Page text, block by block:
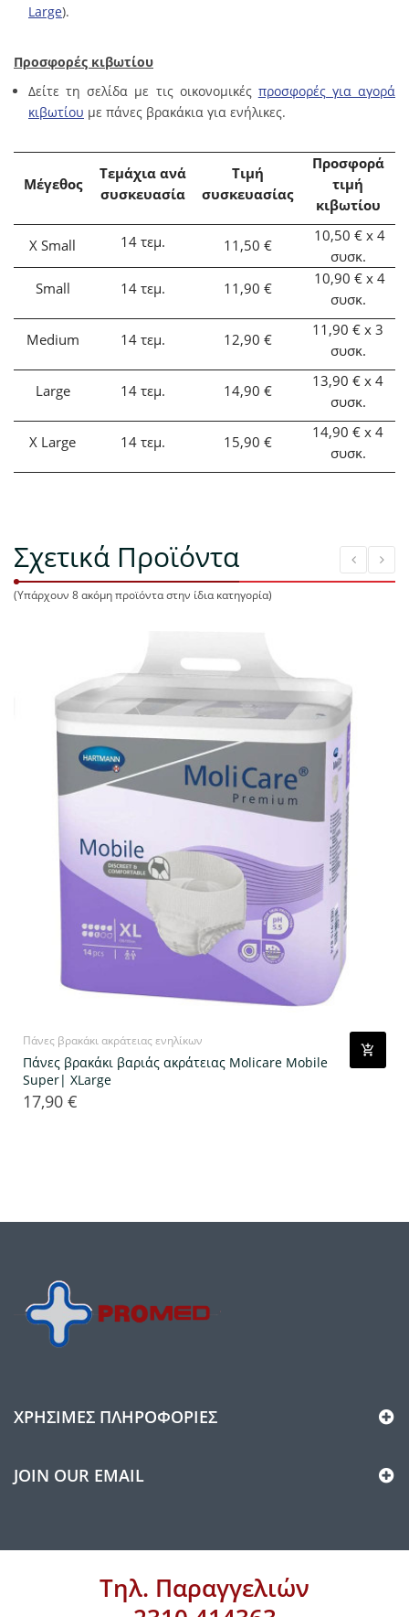
Large).
Προσφορές κιβωτίου
Δείτε τη σελίδα με τις οικονομικές προσφορές για αγορά
κιβωτίου με πάνες βρακάκια για ενήλικες.
Μέγεθος
Τεμάχια ανά
συσκευασία
Τιμή
συσκευασίας
Προσφορά
τιμή
κιβωτίου
X Small 14 τεμ. 11,50 €
10,50 € x 4
συσκ.
Small
14 τεμ. 11,90 €
10,90 € x 4
συσκ.
Medium 14 τεμ. 12,90 €
11,90 € x 3
συσκ.
Large 14 τεμ. 14,90 €
13,90 € x 4
συσκ.
X Large 14 τεμ. 15,90 €
14,90 € x 4
συσκ.
Σχετικά Προϊόντα
(Υπάρχουν 8 ακόμη προϊόντα στην ίδια κατηγορία)
Πάνες βρακάκι ακράτειας ενηλίκων
Πάνες βρακάκι βαριάς ακράτειας Molicare Mobile
Super| ΧLarge
Τιμή
17,90 €
ΧΡΉΣΙΜΕΣ ΠΛΗΡΟΦΟΡΊΕΣ
JOIN OUR EMAIL
Τηλ. Παραγγελιών